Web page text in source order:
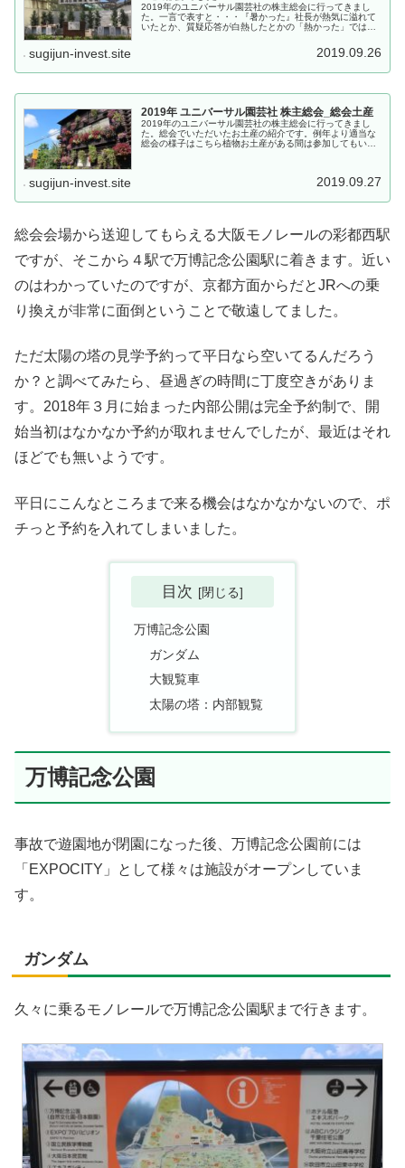
2019年のユニバーサル園芸社の株主総会に行ってきまし
た。一言で表すと・・・『暑かった』社長が熱気に溢れて
いたとか、質疑応答が白熱したとかの「熱かった」では無
sugijun-invest.site 2019.09.26
2019年 ユニバーサル園芸社 株主総会_総会土産
2019年のユニバーサル園芸社の株主総会に行ってきまし
た。総会でいただいたお土産の紹介です。例年より適当な
総会の様子はこちら植物お土産がある間は参加してもいい
sugijun-invest.site 2019.09.27
総会会場から送迎してもらえる大阪モノレールの彩都西駅
ですが、そこから４駅で万博記念公園駅に着きます。近い
のはわかっていたのですが、京都方面からだとJRへの乗
り換えが非常に面倒ということで敬遠してました。
ただ太陽の塔の見学予約って平日なら空いてるんだろう
か？と調べてみたら、昼過ぎの時間に丁度空きがありま
す。2018年３月に始まった内部公開は完全予約制で、開
始当初はなかなか予約が取れませんでしたが、最近はそれ
ほどでも無いようです。
平日にこんなところまで来る機会はなかなかないので、ポ
チっと予約を入れてしまいました。
目次
万博記念公園
ガンダム
大観覧車
太陽の塔：内部観覧
万博記念公園
事故で遊園地が閉園になった後、万博記念公園前には
「EXPOCITY」として様々は施設がオープンしていま
す。
ガンダム
久々に乗るモノレールで万博記念公園駅まで行きます。